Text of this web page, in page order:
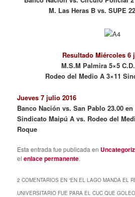
M. Las Heras B vs. SUPE
Resultado Miércoles 6
M.S.M Palmira 5×5
Rodeo del Medio A 3×11
Jueves 7 julio 2016
Banco Nación vs. San Pablo 23.00
Sindicato Maipú A vs. Rodeo del
Roque
Esta entrada fue publicada en
elenlace permanente.
2 COMENTARIOS EN “EN EL LAGO MANDA EL
UNIVERSITARIO FUE PARA EL CUC QUE